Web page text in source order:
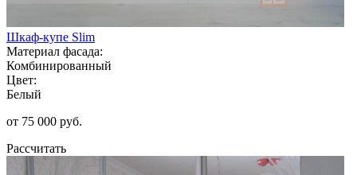
Шкаф-купе Slim
Материал фасада:
Комбинированный
Цвет:
Белый
от 75 000 руб.
Рассчитать